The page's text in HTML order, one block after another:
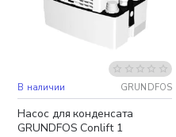
Бесплатная доставка
В наличии GRUNDFOS
Насос для конденсата
GRUNDFOS Conlift 1